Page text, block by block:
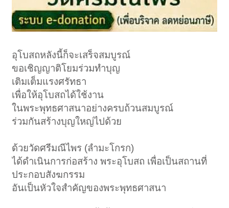
อุโบสถหลังนี้ก็จะเสร็จสมบูรณ์
ขอเชิญญาติโยมร่วมทำบุญ
เติมเต็มแรงศรัทธา
เพื่อให้อุโบสถได้ใช้งาน
ในพระพุทธศาสนาอย่างครบถ้วนสมบูรณ์
ร่วมกันสร้างบุญใหญ่ไปด้วย
ด้วยวัดศรีมณีไพร (ลำมะโกรก)
ได้ดำเนินการก่อสร้าง พระอุโบสถ เพื่อเป็นสถานที่
ประกอบสังฆกรรม
อันเป็นหัวใจสำคัญของพระพุทธศาสนา